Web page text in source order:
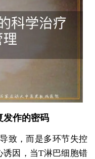
发作的密码
致，而是多环节失控
诱因，当T淋巴细胞错